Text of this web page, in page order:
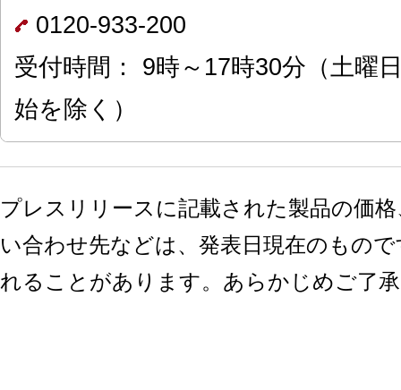
0120-933-200
受付時間： 9時～17時30分（土曜
始を除く）
プレスリリースに記載された製品の価
い合わせ先などは、発表日現在のもの
れることがあります。あらかじめご了